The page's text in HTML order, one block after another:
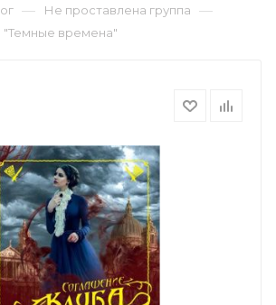
— Не проставлена группа —
"Темные времена"